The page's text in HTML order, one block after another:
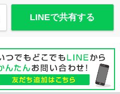
LINEで共有する